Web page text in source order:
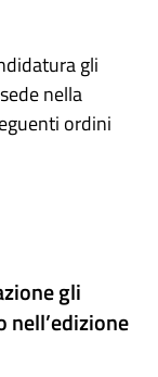
gli
nella
ordini
gli